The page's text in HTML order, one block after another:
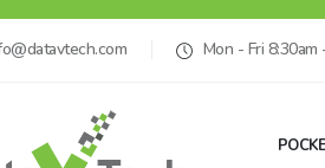
Mon - Fri 8:30am